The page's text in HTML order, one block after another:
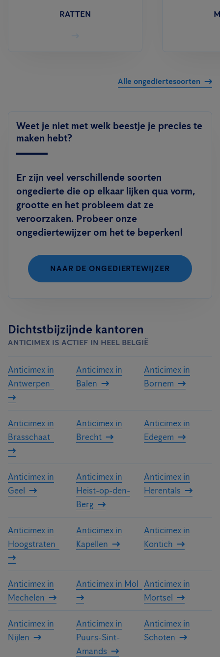
RATTEN
Alle ongediertesoorten
Weet je niet met welk beestje je precies te
maken hebt?
Er zijn veel verschillende soorten
ongedierte die op elkaar lijken qua vorm,
grootte en het probleem dat ze
veroorzaken. Probeer onze
ongediertewijzer om het te beperken!
NAAR DE ONGEDIERTEWIJZER
Dichtstbijzijnde kantoren
ANTICIMEX IS ACTIEF IN HEEL BELGIË
Anticimex in
Antwerpen
Anticimex in
Balen
Anticimex in
Bornem
Anticimex in
Brasschaat
Anticimex in
Brecht
Anticimex in
Edegem
Anticimex in
Geel
Anticimex in
Heist-op-den-
Berg
Anticimex in
Herentals
Anticimex in
Hoogstraten
Anticimex in
Kapellen
Anticimex in
Kontich
Anticimex in
Mechelen
Anticimex in Mol Anticimex in
Mortsel
Anticimex in
Nijlen
Anticimex in
Puurs-Sint-
Amands
Anticimex in
Schoten